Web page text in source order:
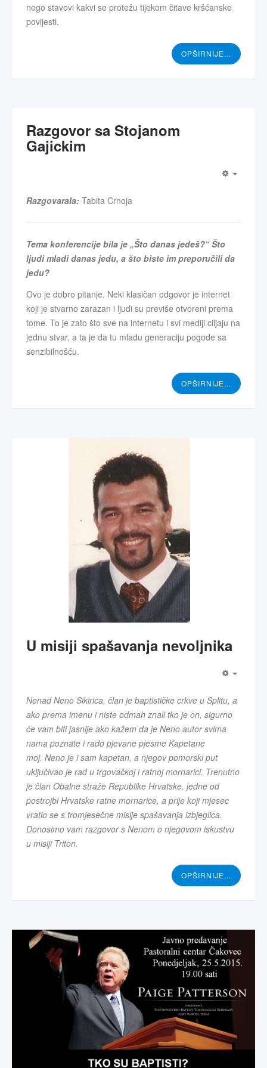
nego stavovi kakvi se protežu tijekom čitave kršćanske
povijesti.
OPŠIRNIJE...
Razgovor sa Stojanom
Gajickim
Razgovarala: Tabita Crnoja
Tema konferencije bila je „Što danas jedeš?“ Što
ljudi mladi danas jedu, a što biste im preporučili da
jedu?
Ovo je dobro pitanje. Neki klasičan odgovor je internet
koji je stvarno zarazan i ljudi su previše otvoreni prema
tome. To je zato što sve na internetu i svi mediji ciljaju na
jednu stvar, a ta je da tu mladu generaciju pogode sa
senzibilnošću.
OPŠIRNIJE...
U misiji spašavanja nevoljnika
Nenad Neno Sikirica, član je baptističke crkve u Splitu, a
ako prema imenu i niste odmah znali tko je on, sigurno
će vam biti jasnije ako kažem da je Neno autor svima
nama poznate i rado pjevane pjesme Kapetane
moj. Neno je i sam kapetan, a njegov pomorski put
uključivao je rad u trgovačkoj i ratnoj mornarici. Trenutno
je član Obalne straže Republike Hrvatske, jedne od
postrojbi Hrvatske ratne mornarice, a prije koji mjesec
vratio se s tromjesečne misije spašavanja izbjeglica.
Donosimo vam razgovor s Nenom o njegovom iskustvu
u misiji Triton.
OPŠIRNIJE...